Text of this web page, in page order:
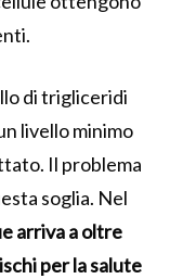
di trigliceridi
livello minimo
Il problema
soglia. Nel
arriva a oltre
per la salute